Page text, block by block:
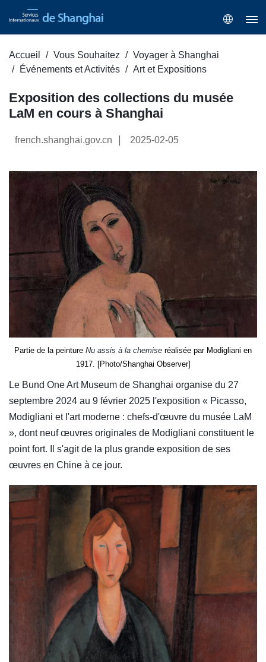
Accueil Vous Souhaitez
Voyager à Shanghai
Événements et Activités
Art et Expositions
Exposition des collections du musée
LaM en cours à Shanghai
french.shanghai.gov.cn 2025-02-05
Partie de la peinture Nu assis à la chemise réalisée par Modigliani en
1917. [Photo/Shanghai Observer]
Le Bund One Art Museum de Shanghai organise du 27
septembre 2024 au 9 février 2025 l'exposition « Picasso,
Modigliani et l'art moderne : chefs-d'œuvre du musée LaM
», dont neuf œuvres originales de Modigliani constituent le
point fort. Il s'agit de la plus grande exposition de ses
œuvres en Chine à ce jour.